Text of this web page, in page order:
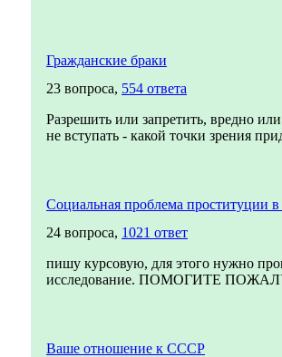
Гражданские браки
23 вопроса, 554 ответа
Разрешить или запретить, вредно
не вступать - какой точки зрения
Социальная проблема проституции
24 вопроса, 1021 ответ
пишу курсовую, для этого нужно
исследование. ПОМОГИТЕ
Ваше отношение к СССР